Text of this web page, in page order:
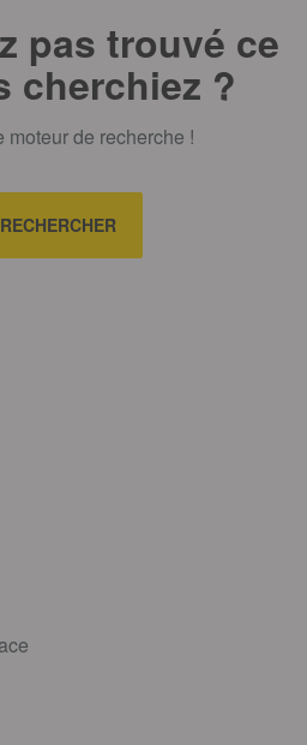
pas trouvé ce
cherchiez ?
moteur de recherche !
RECHERCHER